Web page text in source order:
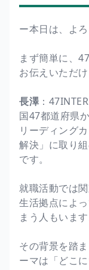
ー本日は、よ
まず簡単に、
お伝えいただけ
長澤 ：
国47都道府県
リーディング
解決」に取り
です。
就職活動では
生活拠点によ
まう人もいます
その背景を踏
ーマは「どこ